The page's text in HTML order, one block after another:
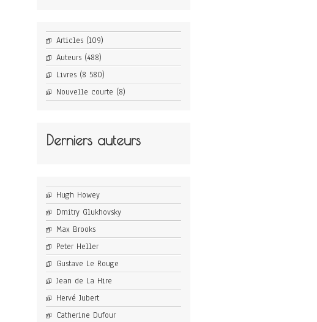
Articles(109)
Auteurs(488)
Livres(8 580)
Nouvelle courte (8)
Derniers auteurs
Hugh Howey
Dmitry Glukhovsky
Max Brooks
Peter Heller
Gustave Le Rouge
Jean de La Hire
Hervé Jubert
Catherine Dufour